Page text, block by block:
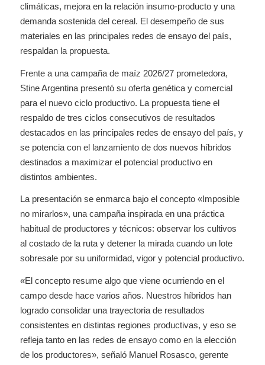
climáticas, mejora en la relación insumo-producto y una
demanda sostenida del cereal. El desempeño de sus
materiales en las principales redes de ensayo del país,
respaldan la propuesta.
Frente a una campaña de maíz 2026/27 prometedora,
Stine Argentina presentó su oferta genética y comercial
para el nuevo ciclo productivo. La propuesta tiene el
respaldo de tres ciclos consecutivos de resultados
destacados en las principales redes de ensayo del país, y
se potencia con el lanzamiento de dos nuevos híbridos
destinados a maximizar el potencial productivo en
distintos ambientes.
La presentación se enmarca bajo el concepto «Imposible
no mirarlos», una campaña inspirada en una práctica
habitual de productores y técnicos: observar los cultivos
al costado de la ruta y detener la mirada cuando un lote
sobresale por su uniformidad, vigor y potencial productivo.
«El concepto resume algo que viene ocurriendo en el
campo desde hace varios años. Nuestros híbridos han
logrado consolidar una trayectoria de resultados
consistentes en distintas regiones productivas, y eso se
refleja tanto en las redes de ensayo como en la elección
de los productores», señaló Manuel Rosasco, gerente